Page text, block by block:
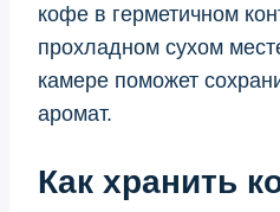
кофе в герметичном
прохладном сухом
камере поможет
аромат.
Как хранить